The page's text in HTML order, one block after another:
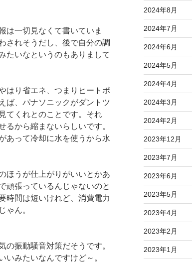
は一切見なくて書いていま
されそうだし、後で自分の調
たいなというのもありまして
はり省エネ、つまりヒートポ
ば、パナソニックがダントツ
てくれとのことです。それ
るから縮まないらしいです。
あって冷却に水を使うから水
ほうが仕上がりがいいとかあ
頑張っているんじゃないのと
時間は短いけれど、消費電力
ゃん。
の振動騒音対策だそうです。
いみたいなんですけど～。
2024年8月
2024年7月
2024年6月
2024年5月
2024年4月
2024年3月
2024年2月
2023年12月
2023年7月
2023年6月
2023年5月
2023年4月
2023年2月
2023年1月